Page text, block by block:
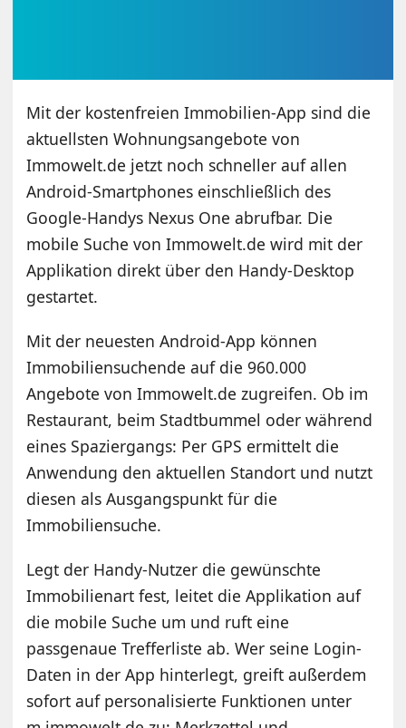
Mit der kostenfreien Immobilien-App sind die
aktuellsten Wohnungsangebote von
Immowelt.de jetzt noch schneller auf allen
Android-Smartphones einschließlich des
Google-Handys Nexus One abrufbar. Die
mobile Suche von Immowelt.de wird mit der
Applikation direkt über den Handy-Desktop
gestartet.
Mit der neuesten Android-App können
Immobiliensuchende auf die 960.000
Angebote von Immowelt.de zugreifen. Ob im
Restaurant, beim Stadtbummel oder während
eines Spaziergangs: Per GPS ermittelt die
Anwendung den aktuellen Standort und nutzt
diesen als Ausgangspunkt für die
Immobiliensuche.
Legt der Handy-Nutzer die gewünschte
Immobilienart fest, leitet die Applikation auf
die mobile Suche um und ruft eine
passgenaue Trefferliste ab. Wer seine Login-
Daten in der App hinterlegt, greift außerdem
sofort auf personalisierte Funktionen unter